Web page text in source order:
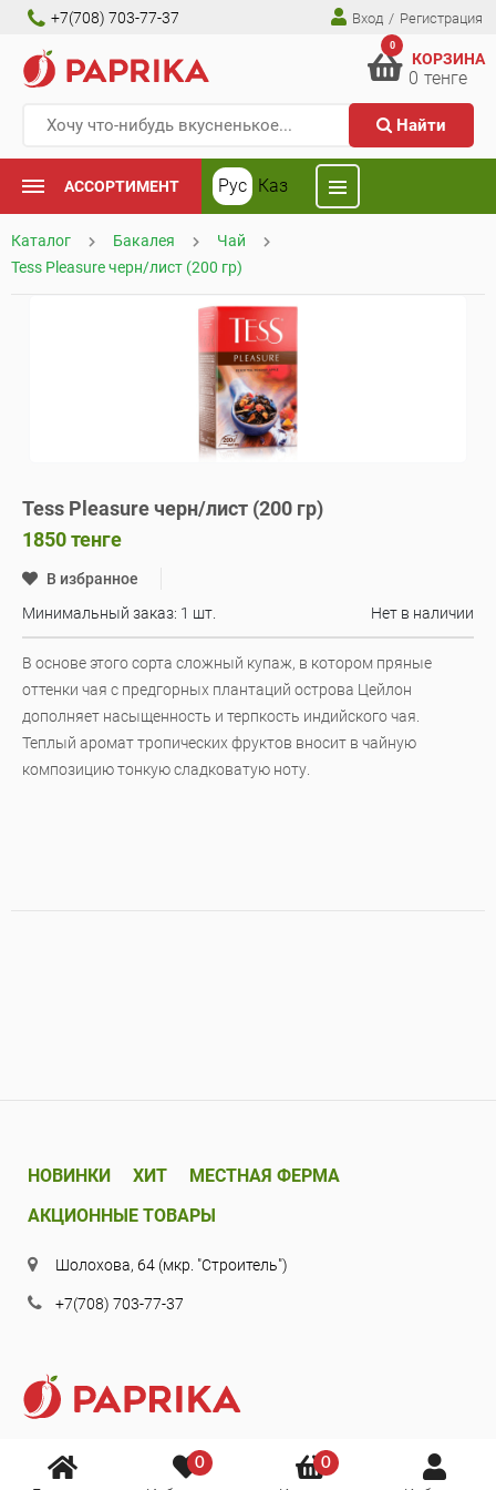
+7(708) 703-77-37 Вход / Регистрация
Найти
0
КОРЗИНА
0 тенге
АССОРТИМЕНТ Рус Каз
0 0
Каталог Бакалея
Чай
Tess Pleasure черн/лист (200 гр)
Tess Pleasure черн/лист (200 гр)
1850тенге
В избранное
Минимальный заказ: 1 шт.
Нет в наличии
В основе этого сорта сложный купаж, в котором пряные
оттенки чая с предгорных плантаций острова Цейлон
дополняет насыщенность и терпкость индийского чая.
Теплый аромат тропических фруктов вносит в чайную
композицию тонкую сладковатую ноту.
НОВИНКИ ХИТ
МЕСТНАЯ ФЕРМА
АКЦИОННЫЕ ТОВАРЫ
Шолохова, 64 (мкр. "Строитель")
+7(708) 703-77-37